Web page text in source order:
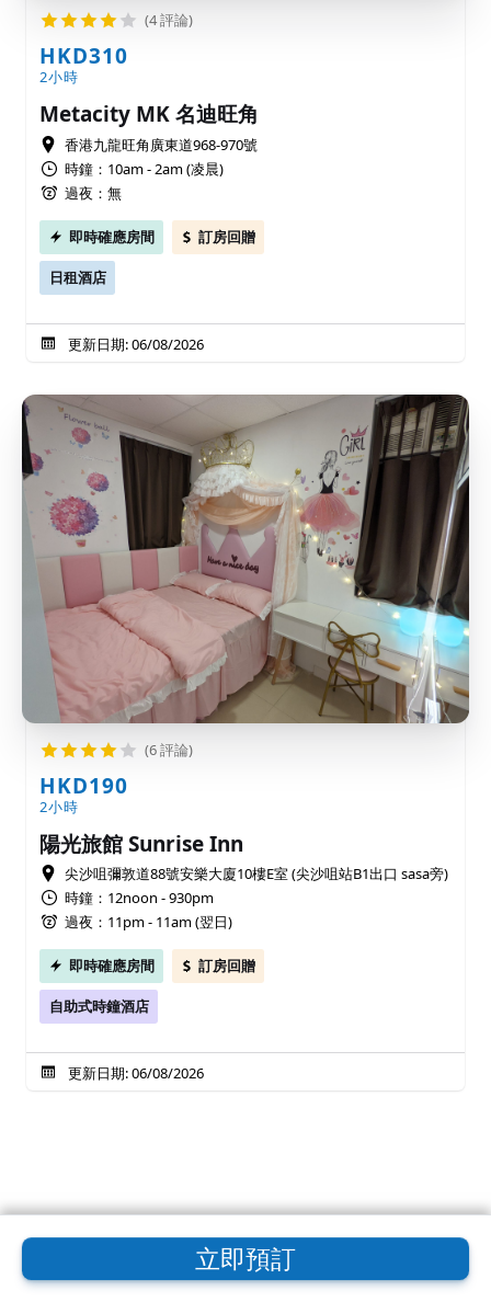
立即預訂
(4 評論)
HKD310
2小時
Metacity MK 名迪旺角
香港九龍旺角廣東道968-970號
時鐘：10am - 2am (凌晨)
過夜：無
即時確應房間 訂房回贈
日租酒店
更新日期: 06/08/2026
(6 評論)
HKD190
2小時
陽光旅館 Sunrise Inn
尖沙咀彌敦道88號安樂大廈10樓E室 (尖沙咀站B1出口 sasa旁)
時鐘：12noon - 930pm
過夜：11pm - 11am (翌日)
即時確應房間 訂房回贈
自助式時鐘酒店
更新日期: 06/08/2026